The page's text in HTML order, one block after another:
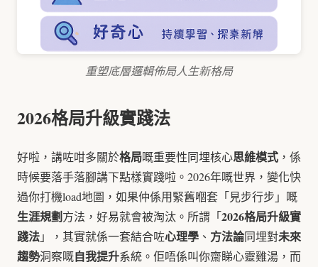
重塑底層邏輯佈局人生新格局
2026格局升級實踐法
好啦，講咗咁多關於格局嘅重要性同埋核心思維模式 ，係
時候要落手落腳講下點樣實踐啦。2026年嘅世界，變化快
過你打機load地圖，如果仲係用緊舊嗰套「見步行步」嘅
生涯規劃方法，好易就會被淘汰。所謂「2026格局升級實
踐法」，其實就係一套結合咗心理學 、 方法論同埋對未來
趨勢洞察嘅自我提升系統。佢唔係叫你齋睇心靈雞湯，而